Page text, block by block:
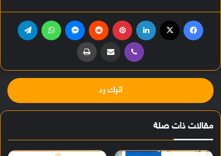
فيسبوك لينكدإن بينتيريست ماسنجر واتساب
ڤايبر مشاركة عبر البريد طباعة
اترك رد
مقالات ذات صلة